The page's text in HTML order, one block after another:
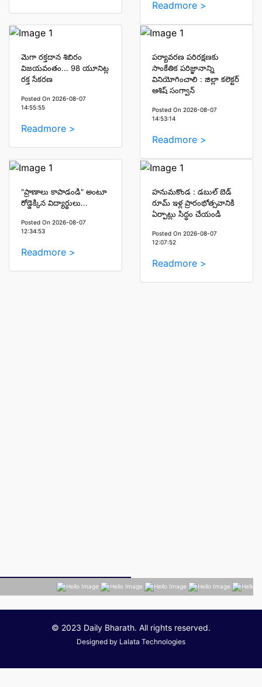
Readmore >
మెగా రక్తదాన శిబిరం
విజయవంతం... 98 యూనిట్ల
రక్త సేకరణ
Posted On 2026-08-07
14:55:55
Readmore >
పర్యావరణ పరిరక్షణకు
సాంకేతిక పరిజ్ఞానాన్ని
వినియోగించాలి : జిల్లా కలెక్టర్
ఆశిష్ సంగ్వాన్
Posted On 2026-08-07
14:53:14
Readmore >
"ప్రాణాలు కాపాడండి" అంటూ
రోడ్డెక్కిన విద్యార్థులు...
Posted On 2026-08-07
12:34:53
Readmore >
హనుమకొండ : డబుల్ బెడ్
రూమ్ ఇళ్ల ప్రారంభోత్సవానికి
ఏర్పాట్లు సిద్ధం చేయండి
Posted On 2026-08-07
12:07:52
Readmore >
© 2023 Daily Bharath. All rights reserved.
Designed by Lalata Technologies